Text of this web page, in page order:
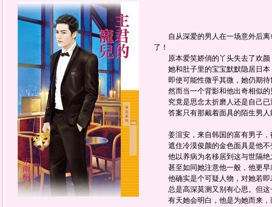
自从深爱的男人在一场意外后离
了！
原本爱笑娇俏的丫头失去了欢颜
她和肚子里的宝宝默默隐居日本
即使可能性微乎其微，她仍期
然而当一个背影和他出奇相似的
究竟是思念太折磨人还是自己已
答案只有那戴着面具的陌生男人
姜渲安，来自韩国的富有男子，
遮住冷漠俊颜的金色面具是他不
他以养病为名移居到这与世隔绝
甚至如同她注意他一般，他更早
他确实是个可疑人物，对她若即
总是高深莫测又别有心思。但这
有天她会明白，他是为她而来